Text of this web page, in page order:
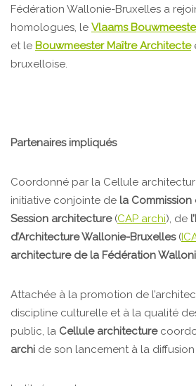
Fédération Wallonie-Bruxelles a
homologues, le Vlaams
et le Bouwmeester Maître Architecte
bruxelloise.
Partenaires impliqués
Coordonné par la Cellule
initiative conjointe de la Commission
Session architecture(CAP archi), de
d’Architecture Wallonie-Bruxelles(
architecture de la Fédération
Attachée à la promotion de
discipline culturelle et à la qualité
public, la Cellule architecture
archi de son lancement à la